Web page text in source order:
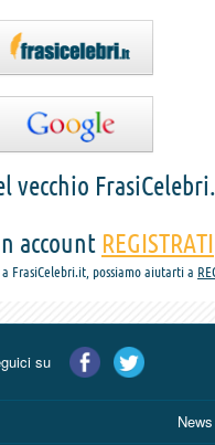
vecchio
account REGISTRATI
FrasiCelebri.it, possiamo aiutarti a
su
News